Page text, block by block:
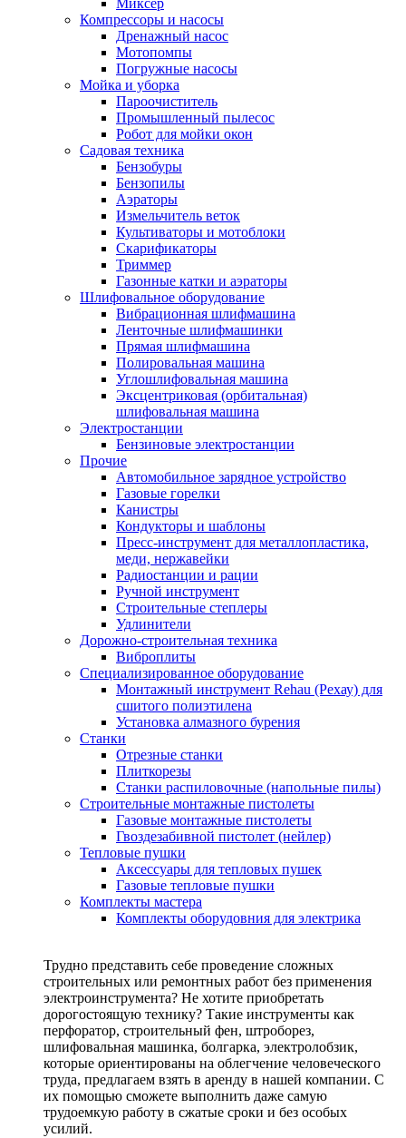
Миксер
Компрессоры и насосы
Дренажный насос
Мотопомпы
Погружные насосы
Мойка и уборка
Пароочиститель
Промышленный пылесос
Робот для мойки окон
Садовая техника
Бензобуры
Бензопилы
Аэраторы
Измельчитель веток
Культиваторы и мотоблоки
Скарификаторы
Триммер
Газонные катки и аэраторы
Шлифовальное оборудование
Вибрационная шлифмашина
Ленточные шлифмашинки
Прямая шлифмашина
Полировальная машина
Углошлифовальная машина
Эксцентриковая (орбитальная)
шлифовальная машина
Электростанции
Бензиновые электростанции
Прочие
Автомобильное зарядное устройство
Газовые горелки
Канистры
Кондукторы и шаблоны
Пресс-инструмент для металлопластика,
меди, нержавейки
Радиостанции и рации
Ручной инструмент
Строительные степлеры
Удлинители
Дорожно-строительная техника
Виброплиты
Специализированное оборудование
Монтажный инструмент Rehau (Рехау) для
сшитого полиэтилена
Установка алмазного бурения
Станки
Отрезные станки
Плиткорезы
Станки распиловочные (напольные пилы)
Строительные монтажные пистолеты
Газовые монтажные пистолеты
Гвоздезабивной пистолет (нейлер)
Тепловые пушки
Аксессуары для тепловых пушек
Газовые тепловые пушки
Комплекты мастера
Комплекты оборудовния для электрика
Трудно представить себе проведение сложных
строительных или ремонтных работ без применения
электроинструмента? Не хотите приобретать
дорогостоящую технику? Такие инструменты как
перфоратор, строительный фен, штроборез,
шлифовальная машинка, болгарка, электролобзик,
которые ориентированы на облегчение человеческого
труда, предлагаем взять в аренду в нашей компании. С
их помощью сможете выполнить даже самую
трудоемкую работу в сжатые сроки и без особых
усилий.